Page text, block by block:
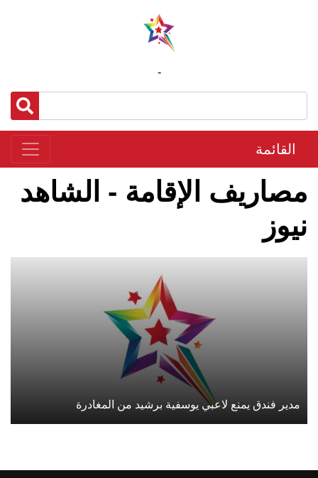
-
القائمة
مصاريف الإقامة - الشاهد
نيوز
مدير فندق يمنع لاعبي يوسفية برشيد من المغادرة